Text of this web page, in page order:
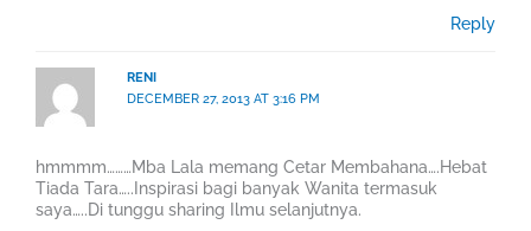
Reply
RENI
DECEMBER 27, 2013 AT 3:16 PM
hmmmm………Mba Lala memang Cetar Membahana….Hebat
Tiada Tara…..Inspirasi bagi banyak Wanita termasuk
saya…..Di tunggu sharing Ilmu selanjutnya.